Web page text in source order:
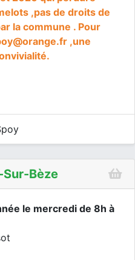
,pas de droits de
la commune . Pour
,une
Bèze
le mercredi de 8h à